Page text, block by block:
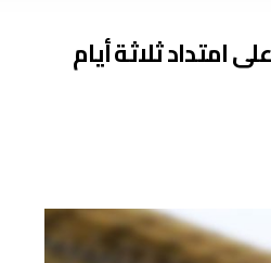
امتداد ثلاثة أيام